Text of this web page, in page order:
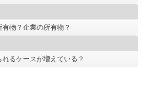
物？企業の所有物？
るケースが増えている？